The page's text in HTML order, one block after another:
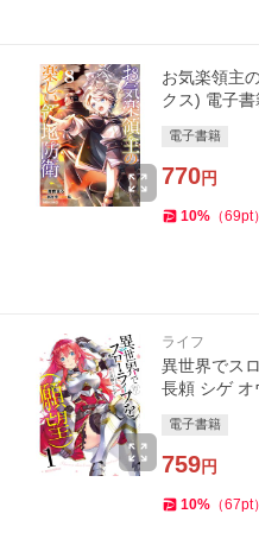
お気楽領主
クス) 電子
電子書籍
770円
10% （69pt）
ライフ
異世界でス
長頼 シゲ オ
電子書籍
759円
10% （67pt）